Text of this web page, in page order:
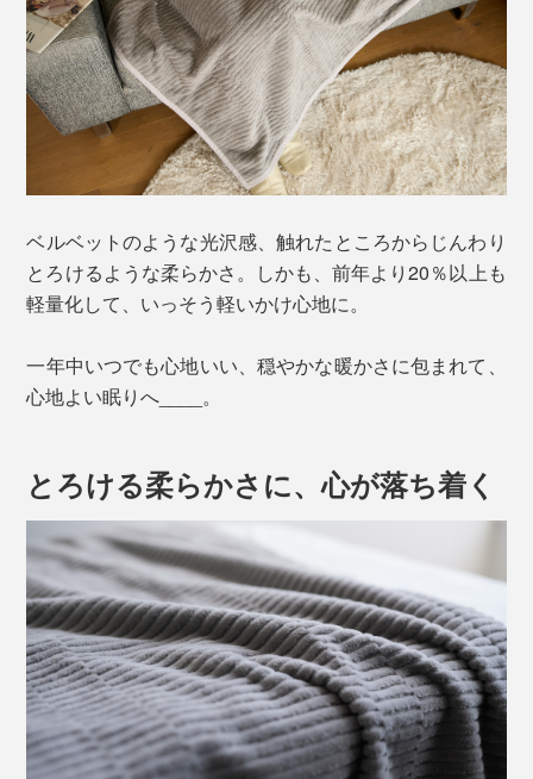
ベルベットのような光沢感、触れたところからじんわり
とろけるような柔らかさ。しかも、前年より20％以上も
軽量化して、いっそう軽いかけ心地に。
一年中いつでも心地いい、穏やかな暖かさに包まれて、
心地よい眠りへ____。
とろける柔らかさに、心が落ち着く